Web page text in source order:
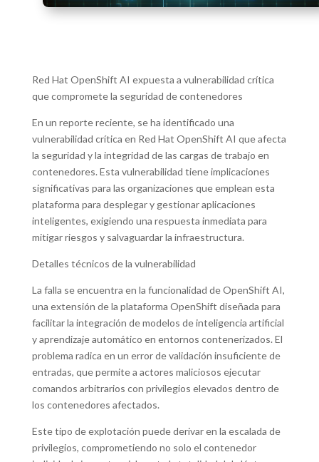
Red Hat OpenShift AI expuesta a vulnerabilidad crítica
que compromete la seguridad de contenedores
En un reporte reciente, se ha identificado una
vulnerabilidad crítica en Red Hat OpenShift AI que afecta
la seguridad y la integridad de las cargas de trabajo en
contenedores. Esta vulnerabilidad tiene implicaciones
significativas para las organizaciones que emplean esta
plataforma para desplegar y gestionar aplicaciones
inteligentes, exigiendo una respuesta inmediata para
mitigar riesgos y salvaguardar la infraestructura.
Detalles técnicos de la vulnerabilidad
La falla se encuentra en la funcionalidad de OpenShift AI,
una extensión de la plataforma OpenShift diseñada para
facilitar la integración de modelos de inteligencia artificial
y aprendizaje automático en entornos contenerizados. El
problema radica en un error de validación insuficiente de
entradas, que permite a actores maliciosos ejecutar
comandos arbitrarios con privilegios elevados dentro de
los contenedores afectados.
Este tipo de explotación puede derivar en la escalada de
privilegios, comprometiendo no solo el contenedor